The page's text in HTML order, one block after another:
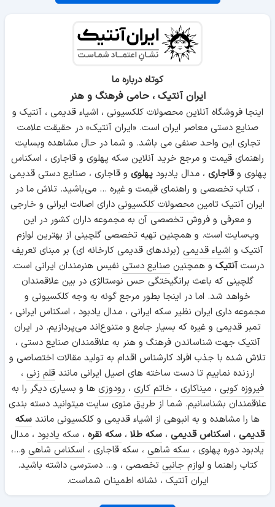
کوتاه درباره ما
ایران آنتیک ، حامی فرهنگ و هنر
اینجا فروشگاه آنلاین محصولات کلکسیونی ، اشیاء قدیمی ، آنتیک و
صنایع دستی معاصر ایران است. «ایران آنتیک» در حقیقت علامت
تجاری این واحد صنفی می باشد. و شما در حال مشاهده وبسایت
راهنمای قیمت و مرجع خرید آنلاین سکه پهلوی و قاجاری ، اسکناس
پهلوی وقاجاری ، مدال یادبودپهلوی و قاجاری ، صنایع دستی قدیمی
، کتاب تخصصی و راهنمای قیمت و غیره ... می‌باشید. تلاش ما در
ایران آنتیک تامین محصولات کلکسیونی دارای اصالت ایرانی و خارجی
و معرفی و فروش تخصصی آن به مجموعه داران کشور در این
وب‌سایت است. و همچنین تهیه تخصصی گلچینی از بهترین لوازم
آنتیک و اشیاء قدیمی (برندهای قدیمی کارخانه ای) بر مبنای تعریف
درستآنتیک و همچنینصنایع دستی نفیس هنرمندان ایرانی است.
گلچینی که باعث برانگیختگی حس نوستالژی در بین علاقمندان
خواهد شد. اما در اینجا بطور مرجع گونه به وجه کلکسیونی و
مجموعه داری ایران نظیر سکه ایرانی ، مدال یادبود ، اسکناس ایرانی ،
تمبر قدیمی و غیره که بسیار جامع و متنوع‌اند می‌پردازیم. در ایران
آنتیک جهت شناساندن فرهنگ و هنر به علاقمندان صنایع دستی ،
تلاش شده با جذب افراد کارشناس اقدام به تولید مقالات اختصاصی و
ارزنده نماییم تا دست ساخته های اصیل ایرانی مانندقلم زنی ،
فیروزه کوبی ،میناکاری ، خاتم کاری ، رودوزی ها و بسیاری دیگر را به
علاقمندان بشناسانیم. شما از طریق منوی سایت میتوانید دسته بندی
ها را مشاهده و به انبوهی از اشیاء قدیمی و کلکسیونی مانند سکه
قدیمی ، اسکناس قدیمی ، سکه طلا ، سکه نقره ، سکه یادبود ، مدال
یادبود دوره پهلوی ، سکه شاهی ، سکه قاجاری ، اسکناس شاهی و...،
کتاب راهنما و لوازم جانبی تخصصی ، و... دسترسی داشته باشید.
ایران آنتیک ، نشانه اطمینان شماست.